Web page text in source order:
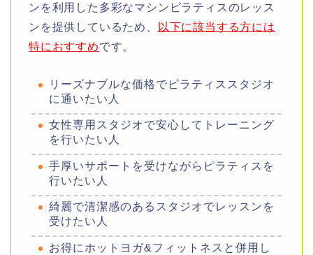
ンを利用した多彩なマシンピラティスのレッス
ンを提供しているため、
以下に該当する方には
特におすすめです。
リーズナブルな価格でピラティススタジオ
に通いたい人
女性専用スタジオで安心してトレーニング
を行いたい人
手厚いサポートを受けながらピラティスを
行いたい人
綺麗で清潔感のあるスタジオでレッスンを
受けたい人
お得にホットヨガ&フィットネスと併用し